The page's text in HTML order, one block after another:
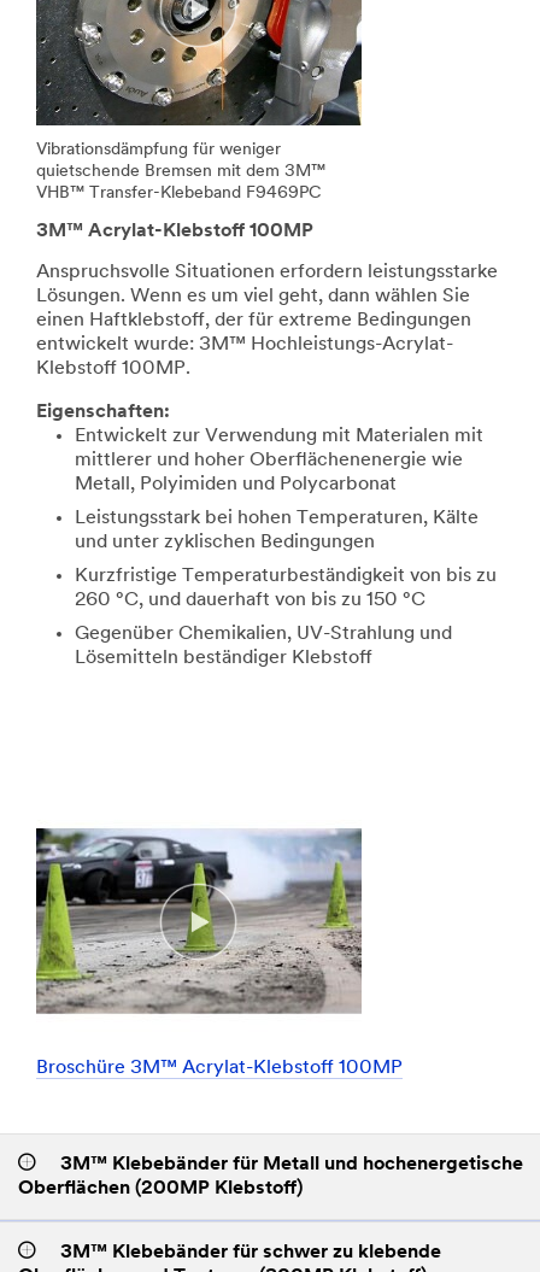
Vibrationsdämpfung für weniger
quietschende Bremsen mit dem 3M™
VHB™ Transfer-Klebeband F9469PC
3M™ Acrylat-Klebstoff 100MP
Anspruchsvolle Situationen erfordern leistungsstarke
Lösungen. Wenn es um viel geht, dann wählen Sie
einen Haftklebstoff, der für extreme Bedingungen
entwickelt wurde: 3M™ Hochleistungs-Acrylat-
Klebstoff 100MP.
Eigenschaften:
Entwickelt zur Verwendung mit Materialen mit
mittlerer und hoher Oberflächenenergie wie
Metall, Polyimiden und Polycarbonat
Leistungsstark bei hohen Temperaturen, Kälte
und unter zyklischen Bedingungen
Kurzfristige Temperaturbeständigkeit von bis zu
260 °C, und dauerhaft von bis zu 150 °C
Gegenüber Chemikalien, UV-Strahlung und
Lösemitteln beständiger Klebstoff
Broschüre 3M™ Acrylat-Klebstoff 100MP
3M™ Klebebänder für Metall und hochenergetische
Oberflächen (200MP Klebstoff)
3M™ Klebebänder für schwer zu klebende